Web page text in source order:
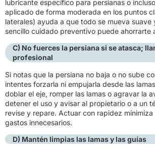
lubricante específico para persianas o
aplicado de forma moderada en los puntos
laterales) ayuda a que todo se mueva suave
sencillo cuidado preventivo puede ahorrarte
C) No fuerces la persiana si se atasca;
profesional
Si notas que la persiana no baja o no sube
intentes forzarla ni empujarla desde las
doblar el eje, romper las lamas o agravar la
detener el uso y avisar al propietario o a un
revise y repare. Actuar con rapidez
gastos innecesarios.
D) Mantén limpias las lamas y las guías